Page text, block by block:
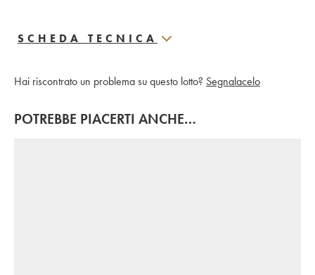
SCHEDA TECNICA
Hai riscontrato un problema su questo lotto? Segnalacelo
POTREBBE PIACERTI ANCHE…